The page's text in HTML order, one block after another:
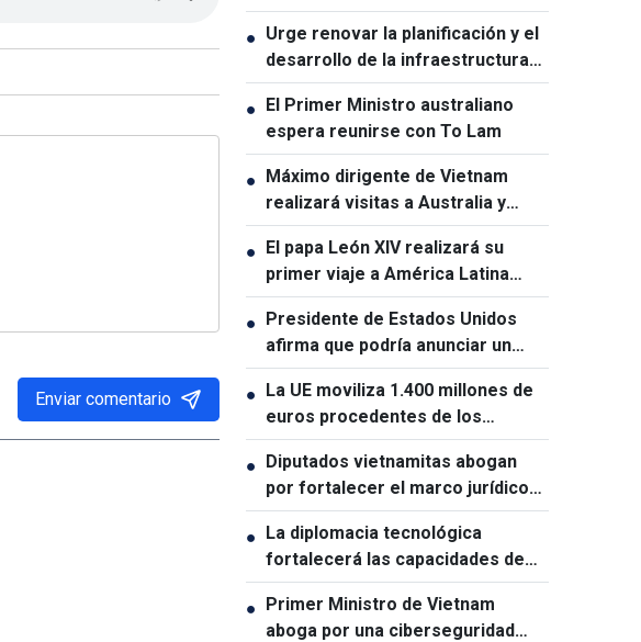
Enviar comentario
conmemorativa del 50.º
aniversario de las relaciones
Vietnam-Tailandia
● Urge renovar la planificación y el
desarrollo de la infraestructura
en Vietnam
● El Primer Ministro australiano
espera reunirse con To Lam
● Máximo dirigente de Vietnam
realizará visitas a Australia y
Nueva Zelanda
● El papa León XIV realizará su
primer viaje a América Latina
como pontífice
● Presidente de Estados Unidos
afirma que podría anunciar un
acuerdo sobre el estrecho de
Ormuz en las próximas 48 horas
● La UE moviliza 1.400 millones de
euros procedentes de los
beneficios de activos rusos
congelados para apoyar a Ucrania
● Diputados vietnamitas abogan
por fortalecer el marco jurídico
para impulsar el crecimiento
económico
● La diplomacia tecnológica
fortalecerá las capacidades de
desarrollo de Vietnam
● Primer Ministro de Vietnam
aboga por una ciberseguridad